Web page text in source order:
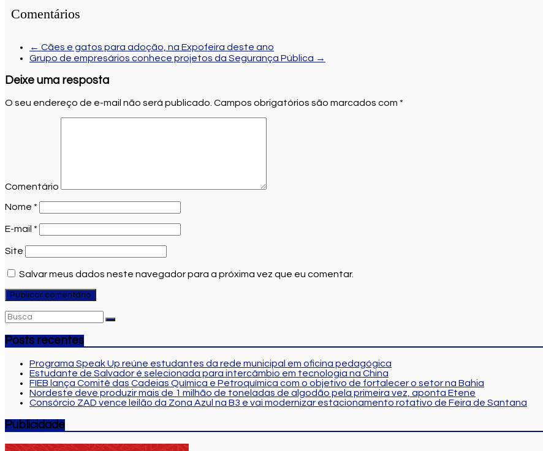
Comentários
← Cães e gatos para adoção, na Expofeira deste ano
Grupo de empresários conhece projetos da Segurança Pública →
Deixe uma resposta
O seu endereço de e-mail não será publicado. Campos obrigatórios são marcados com *
Comentário
Nome *
E-mail *
Site
Salvar meus dados neste navegador para a próxima vez que eu comentar.
Posts recentes
Programa Speak Up reúne estudantes da rede municipal em oficina pedagógica
Estudante de Salvador é selecionada para intercâmbio em tecnologia na China
FIEB lança Comitê das Cadeias Química e Petroquímica com o objetivo de fortalecer o setor na Bahia
Nordeste deve produzir mais de 1 milhão de toneladas de algodão pela primeira vez, aponta Etene
Consórcio ZAD vence leilão da Zona Azul na B3 e vai modernizar estacionamento rotativo de Feira de Santana
Publicidade